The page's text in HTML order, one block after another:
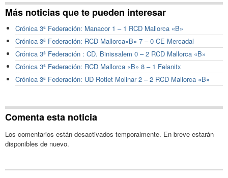
Más noticias que te pueden interesar
Crónica 3ª Federación: Manacor 1 – 1 RCD Mallorca «B»
Crónica 3ª Federación: RCD Mallorca»B» 7 – 0 CE Mercadal
Crónica 3ª Federación : CD. Binissalem 0 – 2 RCD Mallorca «B»
Crónica 3ª Federación: RCD Mallorca «B» 8 – 1 Felanitx
Crónica 3ª Federación: UD Rotlet Molinar 2 – 2 RCD Mallorca «B»
Comenta esta noticia
Los comentarios están desactivados temporalmente. En breve estarán
disponibles de nuevo.